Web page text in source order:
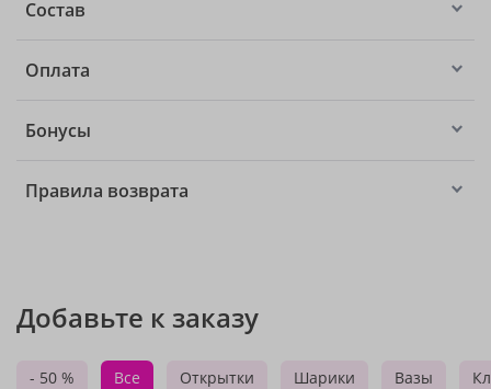
Состав
Оплата
Бонусы
Правила возврата
Добавьте к заказу
- 50 % Все Открытки Шарики Вазы